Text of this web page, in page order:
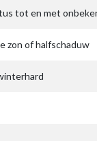
tot en met
zon of halfschaduw